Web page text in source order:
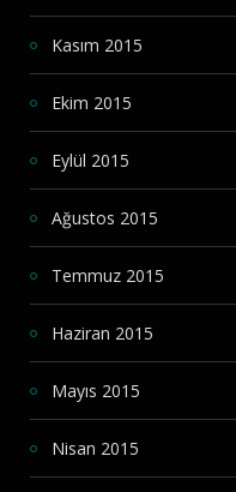
Kasım 2015
Ekim 2015
Eylül 2015
Ağustos 2015
Temmuz 2015
Haziran 2015
Mayıs 2015
Nisan 2015